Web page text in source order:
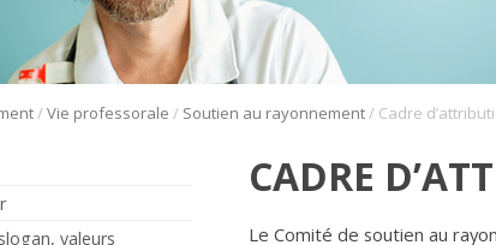
/Vie professorale / Soutien au rayonnement/ Cadre
valeurs
CADRE
Le Comité de soutien au